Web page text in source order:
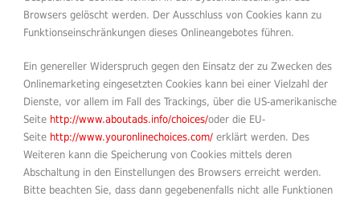
Browsers gelöscht werden. Der Ausschluss von Cookies kann zu
Funktionseinschränkungen dieses Onlineangebotes führen.
Ein genereller Widerspruch gegen den Einsatz der zu Zwecken des
Onlinemarketing eingesetzten Cookies kann bei einer Vielzahl der
Dienste, vor allem im Fall des Trackings, über die US-amerikanische
Seite http://www.aboutads.info/choices/oder die EU-
Seite http://www.youronlinechoices.com/ erklärt werden. Des
Weiteren kann die Speicherung von Cookies mittels deren
Abschaltung in den Einstellungen des Browsers erreicht werden.
Bitte beachten Sie, dass dann gegebenenfalls nicht alle Funktionen